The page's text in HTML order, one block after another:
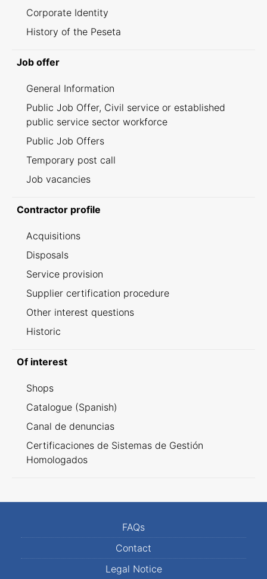
Corporate Identity
History of the Peseta
Job offer
General Information
Public Job Offer, Civil service or established
public service sector workforce
Public Job Offers
Temporary post call
Job vacancies
Contractor profile
Acquisitions
Disposals
Service provision
Supplier certification procedure
Other interest questions
Historic
Of interest
Shops
Catalogue (Spanish)
Canal de denuncias
Certificaciones de Sistemas de Gestión
Homologados
FAQs
Contact
Legal Notice